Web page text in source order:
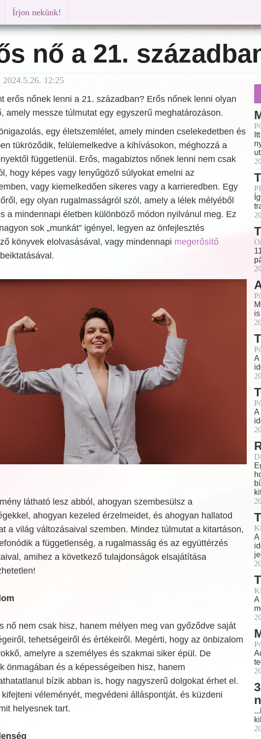
Írjon nekünk!
nő a 21.
12:25
erős nőnek lenni a 21. században? Erős nőnek lenni olyan
amely messze túlmutat egy egyszerű meghatározáson.
egy életszemlélet, amely minden cselekedetben és
tükröződik, felülemelkedve a kihívásokon, méghozzá a
függetlenül. Erős, magabiztos nőnek lenni nem csak
hogy képes vagy lenyűgöző súlyokat emelni az
vagy kiemelkedően sikeres vagy a karrieredben. Egy
egy olyan rugalmasságról szól, amely a lélek mélyéből
a mindennapi életben különböző módon nyilvánul meg. Ez
sok „munkát” igényel, legyen az önfejlesztés
könyvek elolvasásával, vagy mindennapi megerősítő
látható lesz abból, ahogyan szembesülsz a
ahogyan kezeled érzelmeidet, és ahogyan hallatod
a világ változásaival szemben. Mindez túlmutat a kitartáson,
a függetlenség, a rugalmasság és az együttérzés
amihez a következő tulajdonságok elsajátítása
nő nem csak hisz, hanem mélyen meg van győződve saját
tehetségeiről és értékeiről. Megérti, hogy az önbizalom
amelyre a személyes és szakmai siker épül. De
önmagában és a képességeiben hisz, hanem
bízik abban is, hogy nagyszerű dolgokat érhet el.
kifejteni véleményét, megvédeni álláspontját, és küzdeni
helyesnek tart.
A
A
A
A